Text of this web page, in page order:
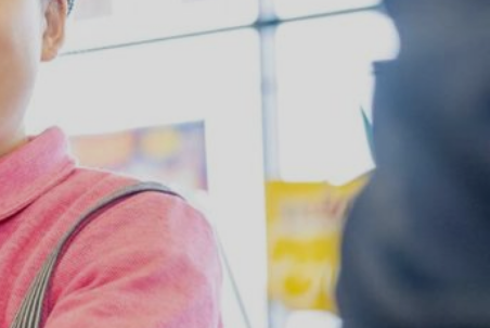
ホーム
企業について
正社員採用